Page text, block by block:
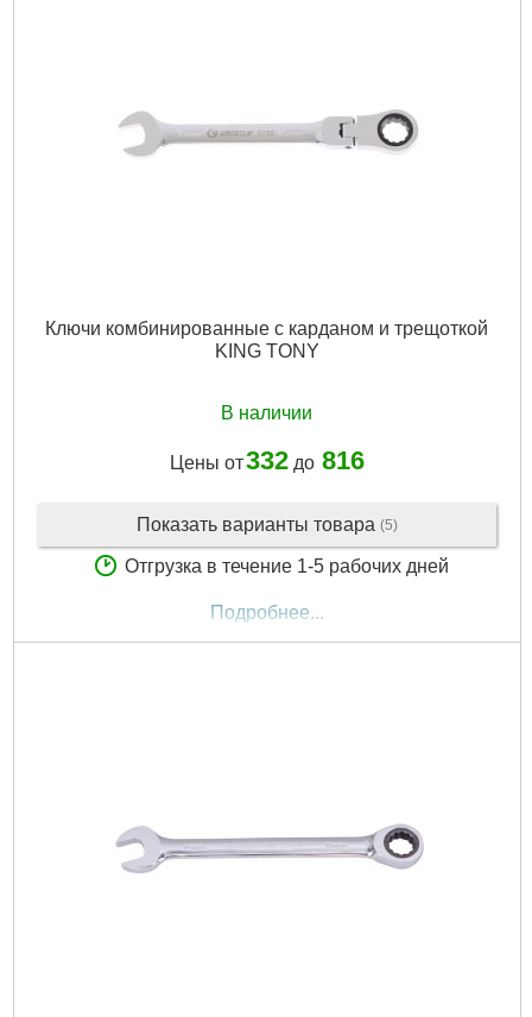
Вес брутто: 90 г
Ключи комбинированные с карданом и трещоткой
KING TONY
В наличии
Цены от332до 816
Показать варианты товара (5)
Отгрузка в течение 1-5 рабочих дней
Подробнее...